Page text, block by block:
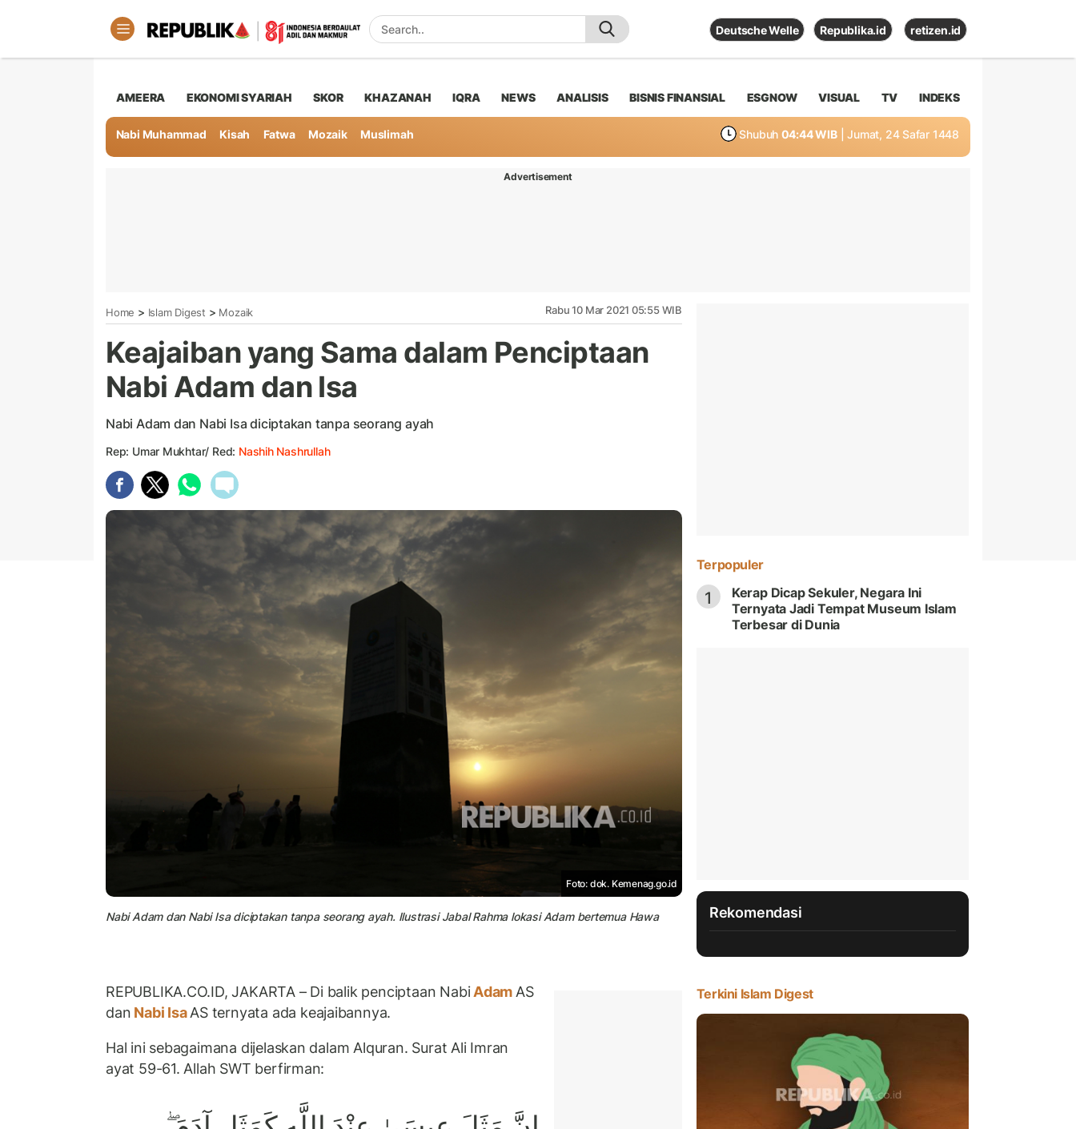
Deutsche Welle Republika.id retizen.id
AMEERA EKONOMI SYARIAH SKOR KHAZANAH IQRA NEWS ANALISIS BISNIS FINANSIAL ESGNOW VISUAL TV INDEKS
Nabi Muhammad Kisah Fatwa Mozaik Muslimah Shubuh 04:44 WIB | Jumat, 24 Safar 1448
Advertisement
Home > Islam Digest > Mozaik Rabu 10 Mar 2021 05:55 WIB
Keajaiban yang Sama dalam Penciptaan
Nabi Adam dan Isa
Nabi Adam dan Nabi Isa diciptakan tanpa seorang ayah
Rep: Umar Mukhtar/ Red: Nashih Nashrullah
Foto: dok. Kemenag.go.id
Nabi Adam dan Nabi Isa diciptakan tanpa seorang ayah. Ilustrasi Jabal Rahma lokasi Adam bertemua Hawa
REPUBLIKA.CO.ID, JAKARTA – Di balik penciptaan NabiAdam AS
dan Nabi IsaAS ternyata ada keajaibannya.
Hal ini sebagaimana dijelaskan dalam Alquran. Surat Ali Imran
ayat 59-61. Allah SWT berfirman:
Terpopuler
1
Kerap Dicap Sekuler, Negara Ini
Ternyata Jadi Tempat Museum Islam
Terbesar di Dunia
Rekomendasi
Terkini Islam Digest